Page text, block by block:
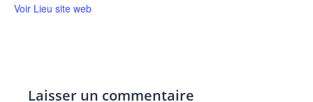
Voir Lieu site web
Laisser un commentaire